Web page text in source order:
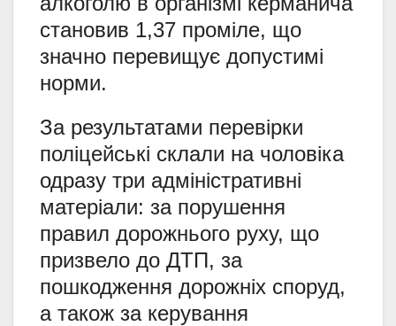
становив 1,37 проміле, що
значно перевищує допустимі
норми.
За результатами перевірки
поліцейські склали на чоловіка
одразу три адміністративні
матеріали: за порушення
правил дорожнього руху, що
призвело до ДТП, за
пошкодження дорожніх споруд,
а також за керування